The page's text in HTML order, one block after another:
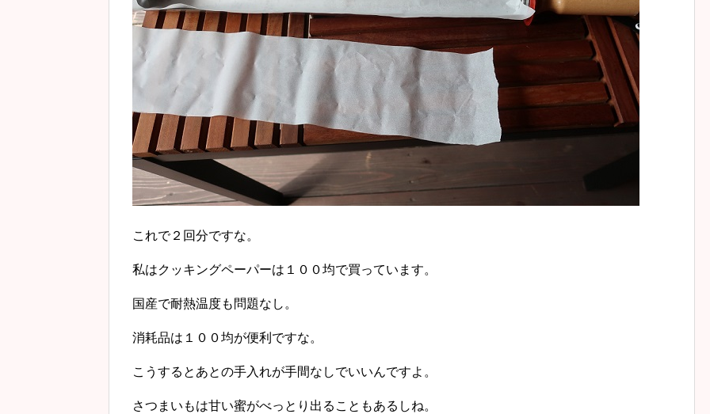
これで２回分ですな。
私はクッキングペーパーは１００均で買っています。
国産で耐熱温度も問題なし。
消耗品は１００均が便利ですな。
こうするとあとの手入れが手間なしでいいんですよ。
さつまいもは甘い蜜がべっとり出ることもあるしね。